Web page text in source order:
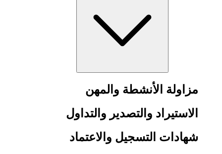
مزاولة الأنشطة والمهن
الاستيراد والتصدير والتداول
شهادات التسجيل والاعتماد